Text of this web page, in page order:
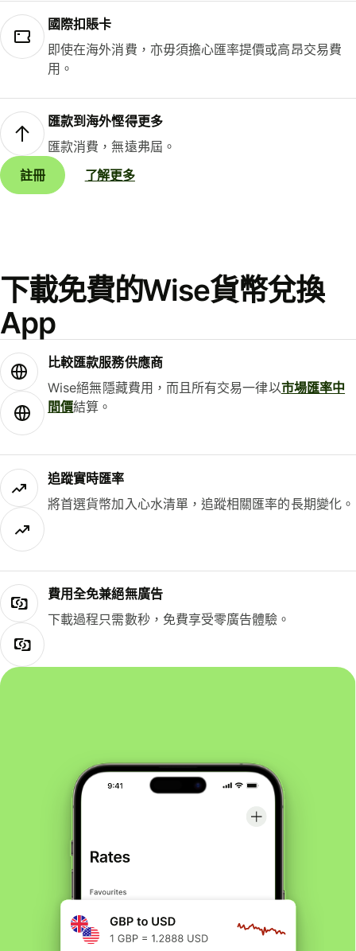
國際扣賬卡
即使在海外消費，亦毋須擔心匯率提價或高昂交易費
用。
匯款到海外慳得更多
匯款消費，無遠弗屆。
註冊
了解更多
下載免費的Wise貨幣兌換
App
比較匯款服務供應商
Wise絕無隱藏費用，而且所有交易一律以市場匯率中
間價結算。
追蹤實時匯率
將首選貨幣加入心水清單，追蹤相關匯率的長期變化。
費用全免兼絕無廣告
下載過程只需數秒，免費享受零廣告體驗。